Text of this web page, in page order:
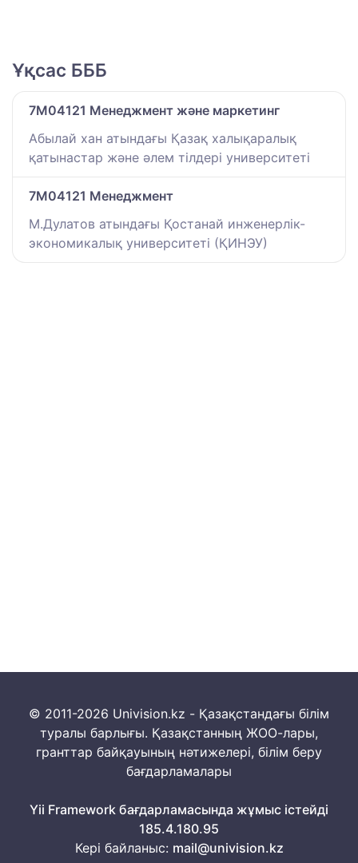
Ұқсас БББ
7M04121 Менеджмент және маркетинг
Абылай хан атындағы Қазақ халықаралық
қатынастар және әлем тілдері университеті
7M04121 Менеджмент
М.Дулатов атындағы Қостанай инженерлік-
экономикалық университеті (ҚИНЭУ)
© 2011-2026 Univision.kz - Қазақстандағы білім
туралы барлығы. Қазақстанның ЖОО-лары,
гранттар байқауының нәтижелері, білім беру
бағдарламалары
Yii Framework бағдарламасында жұмыс істейді
185.4.180.95
Кері байланыс: mail@univision.kz